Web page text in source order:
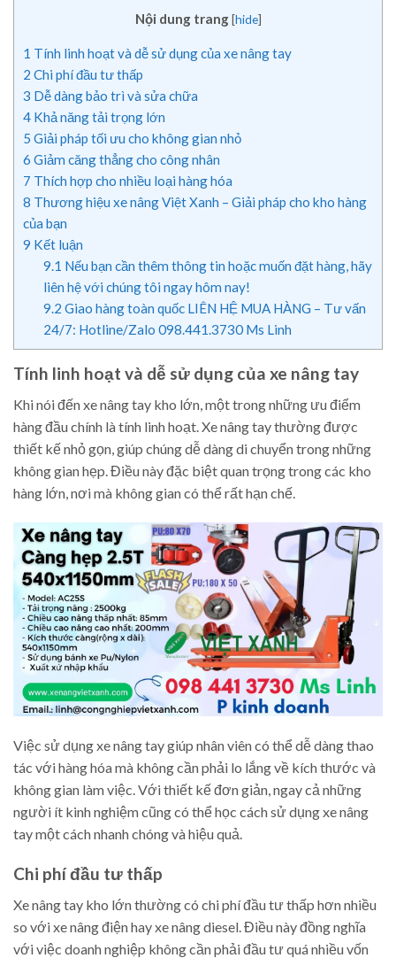
Nội dung trang [hide]
1 Tính linh hoạt và dễ sử dụng của xe nâng tay
2 Chi phí đầu tư thấp
3 Dễ dàng bảo trì và sửa chữa
4 Khả năng tải trọng lớn
5 Giải pháp tối ưu cho không gian nhỏ
6 Giảm căng thẳng cho công nhân
7 Thích hợp cho nhiều loại hàng hóa
8 Thương hiệu xe nâng Việt Xanh – Giải pháp cho kho hàng
của bạn
9 Kết luận
9.1 Nếu bạn cần thêm thông tin hoặc muốn đặt hàng, hãy
liên hệ với chúng tôi ngay hôm nay!
9.2 Giao hàng toàn quốc LIÊN HỆ MUA HÀNG – Tư vấn
24/7: Hotline/Zalo 098.441.3730 Ms Linh
Tính linh hoạt và dễ sử dụng của xe nâng tay
Khi nói đến xe nâng tay kho lớn, một trong những ưu điểm
hàng đầu chính là tính linh hoạt. Xe nâng tay thường được
thiết kế nhỏ gọn, giúp chúng dễ dàng di chuyển trong những
không gian hẹp. Điều này đặc biệt quan trọng trong các kho
hàng lớn, nơi mà không gian có thể rất hạn chế.
Việc sử dụng xe nâng tay giúp nhân viên có thể dễ dàng thao
tác với hàng hóa mà không cần phải lo lắng về kích thước và
không gian làm việc. Với thiết kế đơn giản, ngay cả những
người ít kinh nghiệm cũng có thể học cách sử dụng xe nâng
tay một cách nhanh chóng và hiệu quả.
Chi phí đầu tư thấp
Xe nâng tay kho lớn thường có chi phí đầu tư thấp hơn nhiều
so với xe nâng điện hay xe nâng diesel. Điều này đồng nghĩa
với việc doanh nghiệp không cần phải đầu tư quá nhiều vốn